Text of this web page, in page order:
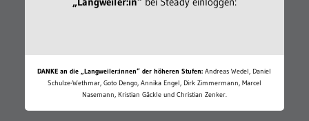
DANKE an die „Langweiler:innen“ der höheren Stufen: Andreas Wedel, Daniel
Schulze-Wethmar, Goto Dengo, Annika Engel, Dirk Zimmermann, Marcel
Nasemann, Kristian Gäckle und Christian Zenker.